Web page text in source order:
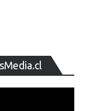
de